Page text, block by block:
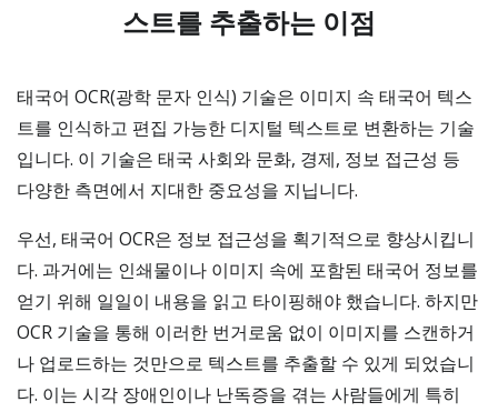
스트를 추출하는 이점
태국어 OCR(광학 문자 인식) 기술은 이미지 속 태국어 텍스
트를 인식하고 편집 가능한 디지털 텍스트로 변환하는 기술
입니다. 이 기술은 태국 사회와 문화, 경제, 정보 접근성 등
다양한 측면에서 지대한 중요성을 지닙니다.
우선, 태국어 OCR은 정보 접근성을 획기적으로 향상시킵니
다. 과거에는 인쇄물이나 이미지 속에 포함된 태국어 정보를
얻기 위해 일일이 내용을 읽고 타이핑해야 했습니다. 하지만
OCR 기술을 통해 이러한 번거로움 없이 이미지를 스캔하거
나 업로드하는 것만으로 텍스트를 추출할 수 있게 되었습니
다. 이는 시각 장애인이나 난독증을 겪는 사람들에게 특히